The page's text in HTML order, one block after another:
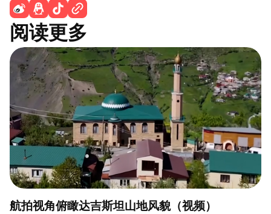
阅读更多
航拍视角俯瞰达吉斯坦山地风貌（视频）